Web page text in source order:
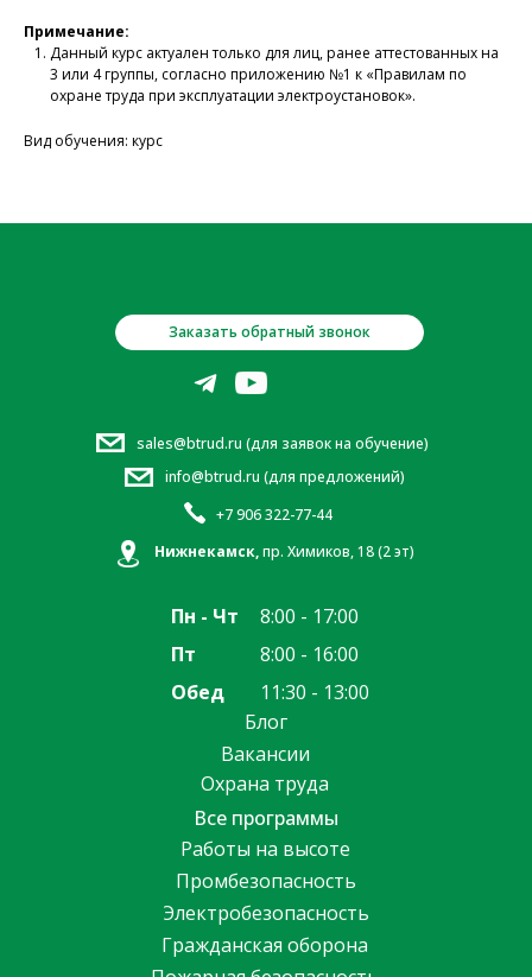
Примечание:
Данный курс актуален только для лиц, ранее аттестованных на
3 или 4 группы, согласно приложению №1 к «Правилам по
охране труда при эксплуатации электроустановок».
Вид обучения: курс
info@btrud.ru (для предложений)
Нижнекамск,пр. Химиков, 18 (2 эт)
Пн - Чт
Пт
Обед
8:00 - 17:00
8:00 - 16:00
11:30 - 13:00
+7 906 322-77-44
Заказать обратный звонок
Все программы
Блог
Вакансии
sales@btrud.ru (для заявок на обучение)
Охрана труда
Промбезопасность
Работы на высоте
Электробезопасность
Гражданская оборона